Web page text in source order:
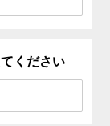
ください